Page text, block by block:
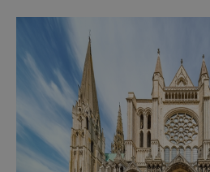
chtěli komplex dobýt. Za
jeho existence z